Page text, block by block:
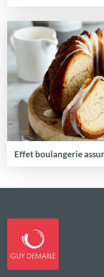
Effet boulangerie